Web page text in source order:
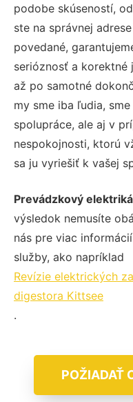
podobe skúseností,
ste na správnej
povedané,
serióznosť a korektné
až po samotné
my sme iba ľudia,
spolupráce, ale aj v
nespokojnosti, ktorú
sa ju vyriešiť k vašej
Prevádzkový
výsledok nemusíte
nás pre viac
služby, ako napríklad
Revízie elektrických
digestora Kittsee
.
POŽIADAŤ